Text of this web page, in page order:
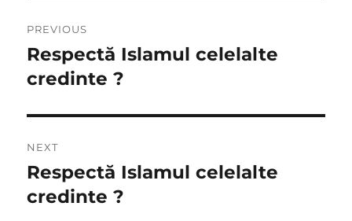
navigation
PREVIOUS
Previous
post:
Respectă Islamul celelalte
credinte ?
NEXT
Next
post:
Respectă Islamul celelalte
credinte ?